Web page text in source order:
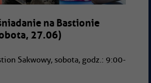
na Bastionie
27.06)
Sakwowy, sobota, godz.: 9:00-